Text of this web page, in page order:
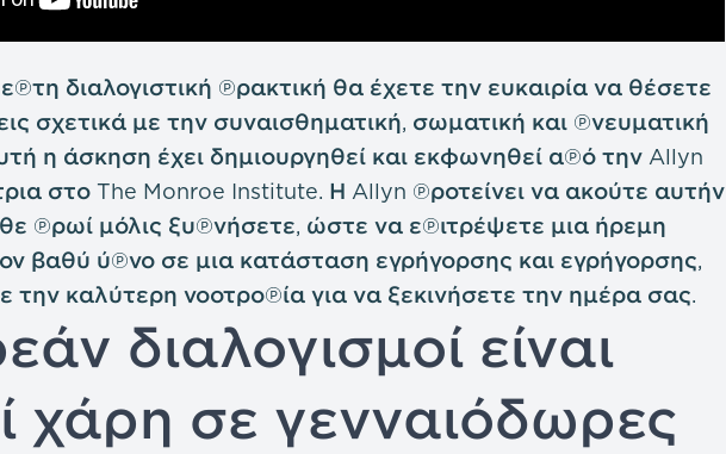
διαλογιστική πρακτική θα έχετε την ευκαιρία να θέσετε
σχετικά με την συναισθηματική, σωματική και πνευματική
η άσκηση έχει δημιουργηθεί και εκφωνηθεί από την Allyn
στο The Monroe Institute. Η Allyn προτείνει να ακούτε αυτήν
πρωί μόλις ξυπνήσετε, ώστε να επιτρέψετε μια ήρεμη
βαθύ ύπνο σε μια κατάσταση εγρήγορσης και εγρήγορσης,
την καλύτερη νοοτροπία για να ξεκινήσετε την ημέρα σας.
διαλογισμοί είναι
χάρη σε γενναιόδωρες